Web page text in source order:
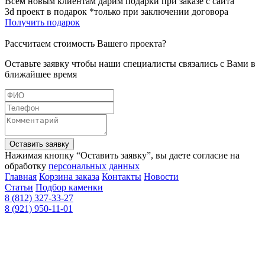
3d проект в подарок *только при заключении договора
Получить подарок
Рассчитаем стоимость Вашего проекта?
Оставьте заявку чтобы наши специалисты связались с Вами в
ближайшее время
Оставить заявку
Нажимая кнопку “Оставить заявку”, вы даете согласие на
обработку персональных данных
Главная Корзина заказа Контакты Новости
Статьи Подбор каменки
8 (812) 327-33-27
8 (921) 950-11-01